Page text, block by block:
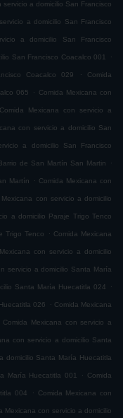
servicio a domicilio San Francisco
a domicilio San Francisco
a domicilio San Francisco
San Francisco Coacalco 001 .
Coacalco 029 . Comida
065 . Comida Mexicana con
Comida Mexicana con servicio a
con servicio a domicilio San
a domicilio San Francisco
de San Martín San Martin .
Martín . Comida Mexicana con
Mexicana con servicio a domicilio
a domicilio Paraje Trigo Tenco
Trigo Tenco . Comida Mexicana
con servicio a domicilio
servicio a domicilio Santa María
Santa María Huecatitla 024 .
026 . Comida Mexicana
Comida Mexicana con servicio a
con servicio a domicilio Santa
domicilio Santa María Huecatitla
María Huecatitla 001 . Comida
004 . Comida Mexicana con
Mexicana con servicio a domicilio